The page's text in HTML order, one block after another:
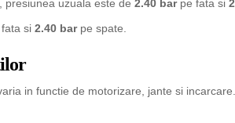
, presiunea uzuala este de 2.40 barpe fata si
si 2.40 barpe spate.
in functie de motorizare, jante si